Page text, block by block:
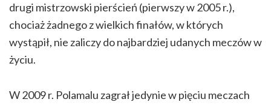
drugi mistrzowski pierścień (pierwszy w 2005 r.),
chociaż żadnego z wielkich finałów, w których
wystąpił, nie zaliczy do najbardziej udanych meczów w
życiu.
W 2009 r. Polamalu zagrał jedynie w pięciu meczach